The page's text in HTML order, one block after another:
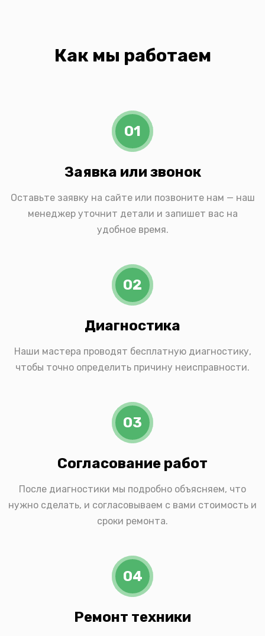
Как мы работаем
01
Заявка или звонок
Оставьте заявку на сайте или позвоните нам — наш
менеджер уточнит детали и запишет вас на
удобное время.
02
Диагностика
Наши мастера проводят бесплатную диагностику,
чтобы точно определить причину неисправности.
03
Согласование работ
После диагностики мы подробно объясняем, что
нужно сделать, и согласовываем с вами стоимость и
сроки ремонта.
04
Ремонт техники